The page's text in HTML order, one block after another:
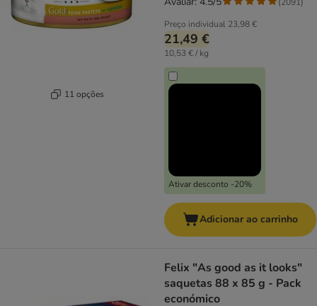
11 opções
Preço individual 23,98 €
21,49 €
10,53 € / kg
Ativar desconto -20%
Adicionar ao carrinho
Felix "As good as it looks"
saquetas 88 x 85 g - Pack
económico